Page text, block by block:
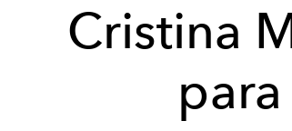
Cristina